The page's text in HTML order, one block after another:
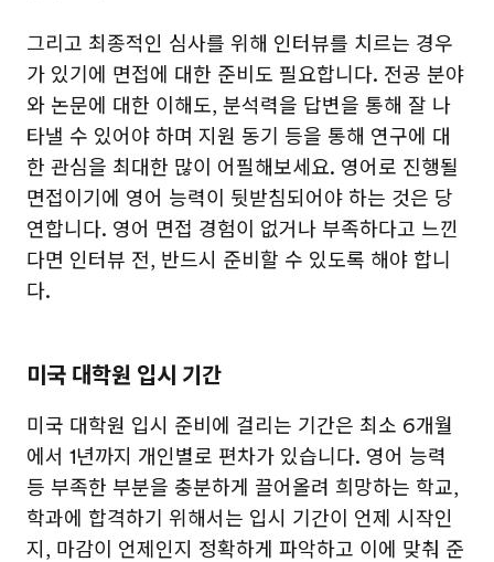
그리고 최종적인 심사를 위해 인터뷰를 치르는 경우
가 있기에 면접에 대한 준비도 필요합니다. 전공 분야
와 논문에 대한 이해도, 분석력을 답변을 통해 잘 나
타낼 수 있어야 하며 지원 동기 등을 통해 연구에 대
한 관심을 최대한 많이 어필해보세요. 영어로 진행될
면접이기에 영어 능력이 뒷받침되어야 하는 것은 당
연합니다. 영어 면접 경험이 없거나 부족하다고 느낀
다면 인터뷰 전, 반드시 준비할 수 있도록 해야 합니
다.
미국 대학원 입시 기간
미국 대학원 입시 준비에 걸리는 기간은 최소 6개월
에서 1년까지 개인별로 편차가 있습니다. 영어 능력
등 부족한 부분을 충분하게 끌어올려 희망하는 학교,
학과에 합격하기 위해서는 입시 기간이 언제 시작인
지, 마감이 언제인지 정확하게 파악하고 이에 맞춰 준